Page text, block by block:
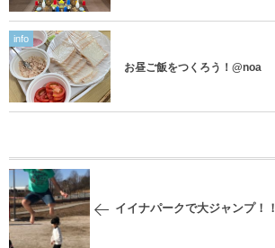
info
お昼ご飯をつくろう！@noa
イイナパークで大ジャンプ！！